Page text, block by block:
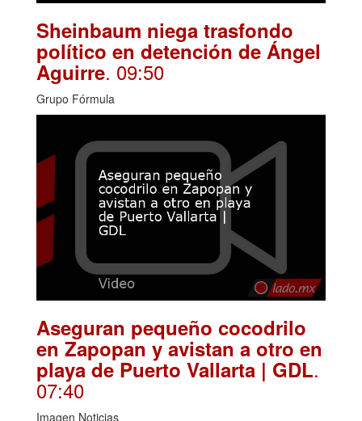
Sheinbaum niega trasfondo
político en detención de Ángel
Aguirre. 09:50
Grupo Fórmula
Aseguran pequeño cocodrilo
en Zapopan y avistan a otro en
playa de Puerto Vallarta | GDL.
07:40
Imagen Noticias